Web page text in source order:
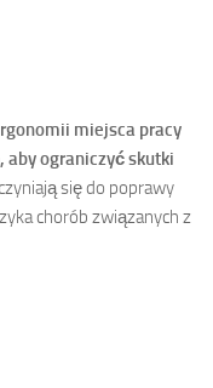
miejsca pracy
ograniczyć skutki
się do poprawy
chorób związanych z